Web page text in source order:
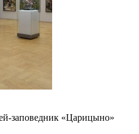
заповедник «Царицыно»